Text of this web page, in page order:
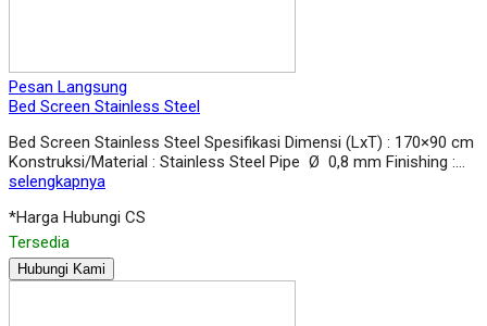
Pesan Langsung
Bed Screen Stainless Steel
Bed Screen Stainless Steel Spesifikasi Dimensi (LxT) : 170×90 cm
Konstruksi/Material : Stainless Steel Pipe Ø 0,8 mm Finishing :…
selengkapnya
*Harga Hubungi CS
Tersedia
Hubungi Kami